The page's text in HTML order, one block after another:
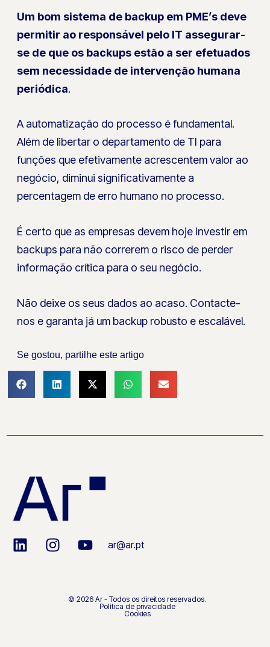
Um bom sistema de backup em PME’s deve
permitir ao responsável pelo IT assegurar-
se de que os backups estão a ser efetuados
sem necessidade de intervenção humana
periódica.
A automatização do processo é fundamental.
Além de libertar o departamento de TI para
funções que efetivamente acrescentem valor ao
negócio, diminui significativamente a
percentagem de erro humano no processo.
É certo que as empresas devem hoje investir em
backups para não correrem o risco de perder
informação crítica para o seu negócio.
Não deixe os seus dados ao acaso. Contacte-
nos e garanta já um backup robusto e escalável.
Se gostou, partilhe este artigo
ar@ar.pt
© 2026 Ar - Todos os direitos reservados.
Política de privacidade
Cookies